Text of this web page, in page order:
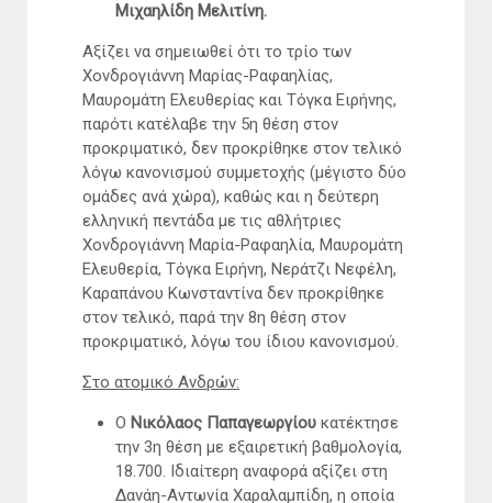
Μιχαηλίδη Μελιτίνη.
Αξίζει να σημειωθεί ότι το τρίο των
Χονδρογιάννη Μαρίας-Ραφαηλίας,
Μαυρομάτη Ελευθερίας και Τόγκα Ειρήνης,
παρότι κατέλαβε την 5η θέση στον
προκριματικό, δεν προκρίθηκε στον τελικό
λόγω κανονισμού συμμετοχής (μέγιστο δύο
ομάδες ανά χώρα), καθώς και η δεύτερη
ελληνική πεντάδα με τις αθλήτριες
Χονδρογιάννη Μαρία-Ραφαηλία, Μαυρομάτη
Ελευθερία, Τόγκα Ειρήνη, Νεράτζι Νεφέλη,
Καραπάνου Κωνσταντίνα δεν προκρίθηκε
στον τελικό, παρά την 8η θέση στον
προκριματικό, λόγω του ίδιου κανονισμού.
Στο ατομικό Ανδρών:
Ο Νικόλαος Παπαγεωργίου κατέκτησε
την 3η θέση με εξαιρετική βαθμολογία,
18.700. Ιδιαίτερη αναφορά αξίζει στη
Δανάη-Αντωνία Χαραλαμπίδη, η οποία